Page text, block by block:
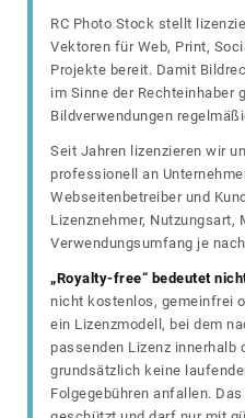
RC Photo Stock stellt
Vektoren für Web, Print,
Projekte bereit. Damit
im Sinne der Rechteinhaber
Bildverwendungen
Seit Jahren lizenzieren wir
professionell an
Webseitenbetreiber und
Lizenznehmer, Nutzungsart,
Verwendungsumfang je
„Royalty-free“ bedeutet
nicht kostenlos, gemeinfrei
ein Lizenzmodell, bei dem
passenden Lizenz innerhalb
grundsätzlich keine
Folgegebühren anfallen.